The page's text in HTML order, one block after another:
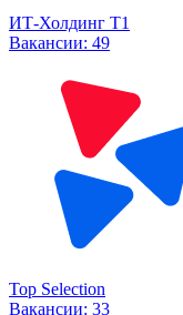
ИТ-Холдинг Т1
Вакансии: 49
Top Selection
Вакансии: 33